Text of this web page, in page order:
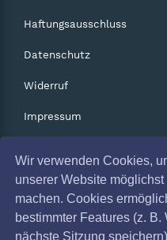
Wir verwenden Cookies,
unserer Website
machen. Cookies
bestimmter Features (z. B.
nächste Sitzung
Haftungsausschluss
Datenschutz
Widerruf
Impressum
Coronavirus (COVID 19)